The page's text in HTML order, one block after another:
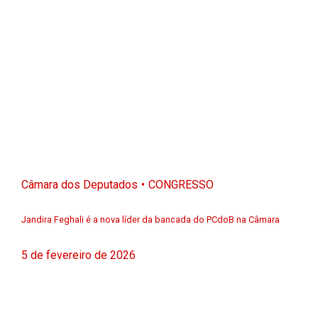
Câmara dos Deputados CONGRESSO
Jandira Feghali é a nova líder da bancada do PCdoB na Câmara
5 de fevereiro de 2026